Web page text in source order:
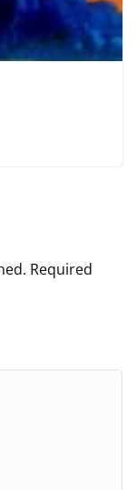
Required